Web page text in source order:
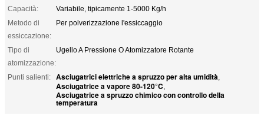
Capacità:
Variabile, tipicamente 1-5000 Kg/h
Metodo di
essiccazione:
Per polverizzazione l'essiccaggio
Tipo di
atomizzazione:
Ugello A Pressione O Atomizzatore Rotante
Punti salienti: Asciugatrici elettriche a spruzzo per alta umidità,
Asciugatrice a vapore 80-120°C,
Asciugatrice a spruzzo chimico con controllo della
temperatura